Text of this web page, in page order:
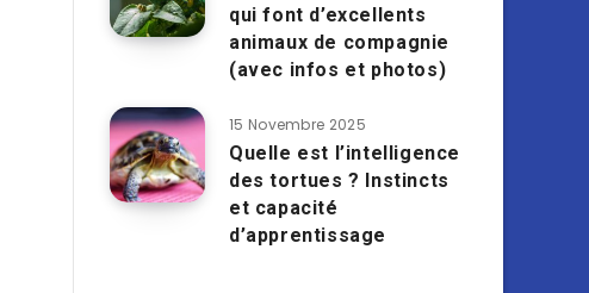
qui font d’excellents
animaux de compagnie
(avec infos et photos)
15 Novembre 2025
Quelle est l’intelligence
des tortues ? Instincts
et capacité
d’apprentissage